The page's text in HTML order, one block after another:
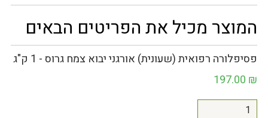
המוצר מכיל את הפריטים הבאים
פסיפלורה רפואית (שעונית) אורגני יבוא צמח גרוס - 1 ק"ג
197.00 ₪